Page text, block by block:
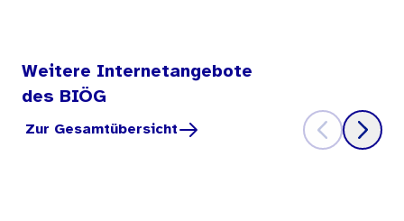
Weitere Internetangebote
des BIÖG
Zur Gesamtübersicht